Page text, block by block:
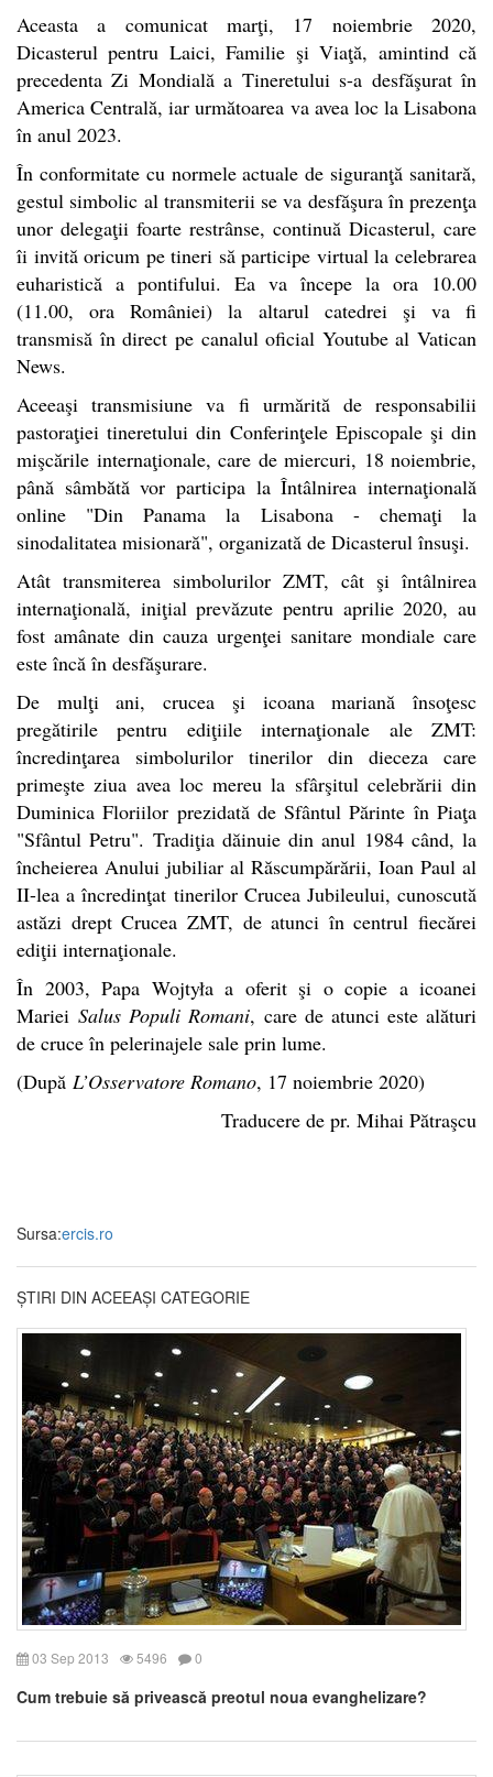
Aceasta a comunicat marţi, 17 noiembrie 2020,
Dicasterul pentru Laici, Familie şi Viaţă, amintind că
precedenta Zi Mondială a Tineretului s-a desfăşurat în
America Centrală, iar următoarea va avea loc la Lisabona
în anul 2023.
În conformitate cu normele actuale de siguranţă sanitară,
gestul simbolic al transmiterii se va desfăşura în prezenţa
unor delegaţii foarte restrânse, continuă Dicasterul, care
îi invită oricum pe tineri să participe virtual la celebrarea
euharistică a pontifului. Ea va începe la ora 10.00
(11.00, ora României) la altarul catedrei şi va fi
transmisă în direct pe canalul oficial Youtube al Vatican
News.
Aceeaşi transmisiune va fi urmărită de responsabilii
pastoraţiei tineretului din Conferinţele Episcopale şi din
mişcările internaţionale, care de miercuri, 18 noiembrie,
până sâmbătă vor participa la Întâlnirea internaţională
online "Din Panama la Lisabona - chemaţi la
sinodalitatea misionară", organizată de Dicasterul însuşi.
Atât transmiterea simbolurilor ZMT, cât şi întâlnirea
internaţională, iniţial prevăzute pentru aprilie 2020, au
fost amânate din cauza urgenţei sanitare mondiale care
este încă în desfăşurare.
De mulţi ani, crucea şi icoana mariană însoţesc
pregătirile pentru ediţiile internaţionale ale ZMT:
încredinţarea simbolurilor tinerilor din dieceza care
primeşte ziua avea loc mereu la sfârşitul celebrării din
Duminica Floriilor prezidată de Sfântul Părinte în Piaţa
"Sfântul Petru". Tradiţia dăinuie din anul 1984 când, la
încheierea Anului jubiliar al Răscumpărării, Ioan Paul al
II-lea a încredinţat tinerilor Crucea Jubileului, cunoscută
astăzi drept Crucea ZMT, de atunci în centrul fiecărei
ediţii internaţionale.
În 2003, Papa Wojtyła a oferit şi o copie a icoanei
MarieiSalus Populi Romani, care de atunci este alături
de cruce în pelerinajele sale prin lume.
(După L’Osservatore Romano, 17 noiembrie 2020)
Traducere de pr. Mihai Pătraşcu
Sursa:ercis.ro
ȘTIRI DIN ACEEAȘI CATEGORIE
03 Sep 2013 5496 0
Cum trebuie să privească preotul noua evanghelizare?